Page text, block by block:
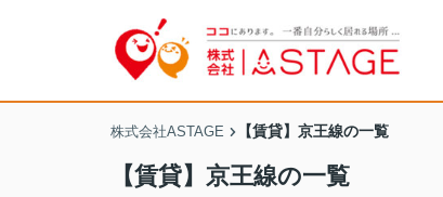
株式会社ASTAGE 【賃貸】京王線の一覧
【賃貸】京王線の一覧